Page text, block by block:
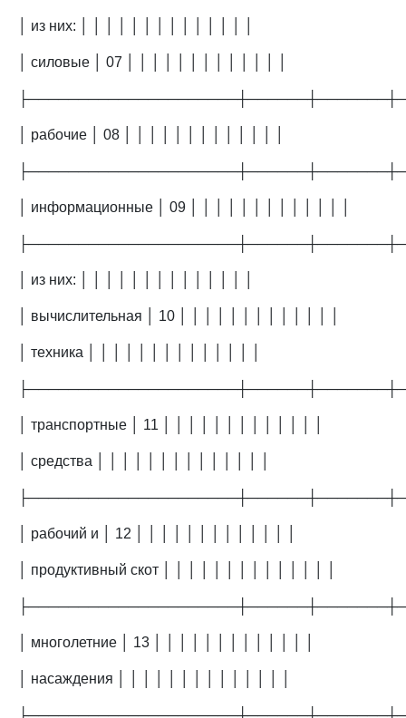
│ из них: │ │ │ │ │ │ │ │ │ │ │ │ │ │
│ силовые │ 07 │ │ │ │ │ │ │ │ │ │ │ │ │
│ рабочие │ 08 │ │ │ │ │ │ │ │ │ │ │ │ │
│ информационные │ 09 │ │ │ │ │ │ │ │ │ │ │ │ │
│ из них: │ │ │ │ │ │ │ │ │ │ │ │ │ │
│ вычислительная │ 10 │ │ │ │ │ │ │ │ │ │ │ │ │
│ техника │ │ │ │ │ │ │ │ │ │ │ │ │ │
│ транспортные │ 11 │ │ │ │ │ │ │ │ │ │ │ │ │
│ средства │ │ │ │ │ │ │ │ │ │ │ │ │ │
│ рабочий и │ 12 │ │ │ │ │ │ │ │ │ │ │ │ │
│ продуктивный скот │ │ │ │ │ │ │ │ │ │ │ │ │ │
│ многолетние │ 13 │ │ │ │ │ │ │ │ │ │ │ │ │
│ насаждения │ │ │ │ │ │ │ │ │ │ │ │ │ │